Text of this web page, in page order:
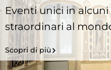
Eventi unici in
straordinari al
Scopri di più